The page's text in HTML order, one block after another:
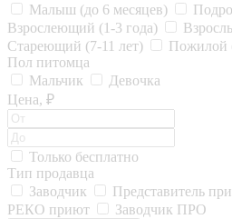
Малыш (до 6 месяцев)
Взрослеющий (1-3 года)
Стареющий (7-11 лет)
Пожилой
Пол питомца
Мальчик
Девочка
Цена, ₽
Только бесплатно
Тип продавца
Заводчик
Представитель
РЕКО приют
Заводчик ПРО